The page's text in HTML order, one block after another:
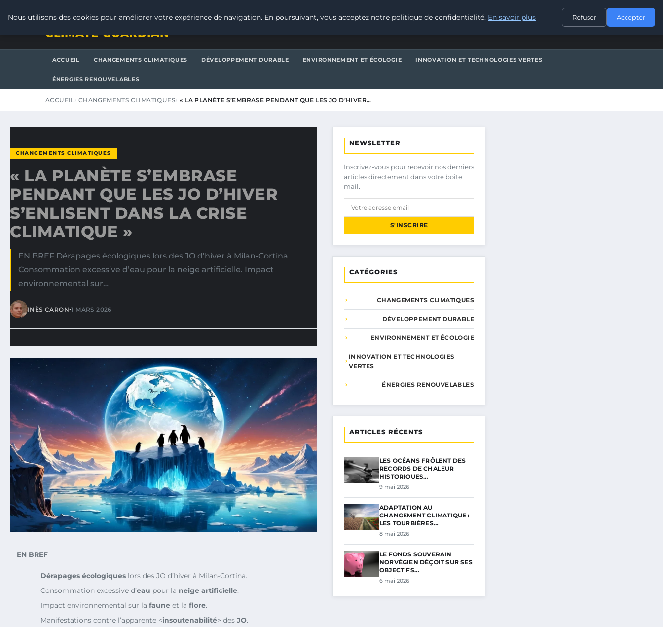
CONTACT
CLIMATE GUARDIAN
ACCUEIL CHANGEMENTS CLIMATIQUES DÉVELOPPEMENT DURABLE ENVIRONNEMENT ET ÉCOLOGIE INNOVATION ET TECHNOLOGIES VERTES
ÉNERGIES RENOUVELABLES
ACCUEIL CHANGEMENTS CLIMATIQUES « LA PLANÈTE S’EMBRASE PENDANT QUE LES JO D’HIVER…
CHANGEMENTS CLIMATIQUES
« LA PLANÈTE S’EMBRASE
PENDANT QUE LES JO D’HIVER
S’ENLISENT DANS LA CRISE
CLIMATIQUE »
EN BREF Dérapages écologiques lors des JO d’hiver à Milan-Cortina.
Consommation excessive d’eau pour la neige artificielle. Impact
environnemental sur…
INÈS CARON•1 MARS 2026
EN BREF
Dérapages écologiques lors des JO d’hiver à Milan-Cortina.
Consommation excessive d’eau pour la neige artificielle.
Impact environnemental sur la faune et la flore.
Manifestations contre l’apparente <insoutenabilité> des JO.
NEWSLETTER
Inscrivez-vous pour recevoir nos derniers
articles directement dans votre boîte
mail.
S'INSCRIRE
CATÉGORIES
CHANGEMENTS CLIMATIQUES
DÉVELOPPEMENT DURABLE
ENVIRONNEMENT ET ÉCOLOGIE
INNOVATION ET TECHNOLOGIES
VERTES
ÉNERGIES RENOUVELABLES
ARTICLES RÉCENTS
LES OCÉANS FRÔLENT DES
RECORDS DE CHALEUR
HISTORIQUES…
9 mai 2026
ADAPTATION AU
CHANGEMENT CLIMATIQUE :
LES TOURBIÈRES…
8 mai 2026
LE FONDS SOUVERAIN
NORVÉGIEN DÉÇOIT SUR SES
OBJECTIFS…
6 mai 2026
Nous utilisons des cookies pour améliorer votre expérience de navigation. En poursuivant, vous acceptez notre politique de confidentialité. En savoir plus Refuser Accepter